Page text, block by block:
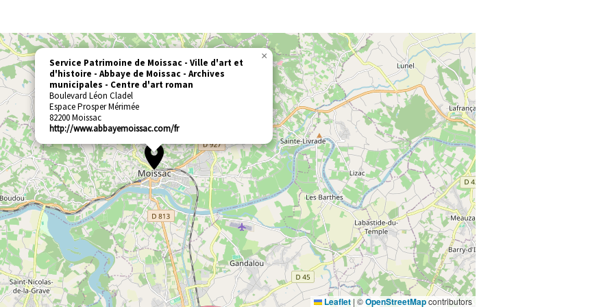
Service Patrimoine de Moissac
Ville d'art et
d'histoire - Abbaye de Moissac - Archives
municipales - Centre d'art roman
Boulevard Léon Cladel
Espace Prosper Mérimée
82200 Moissac
http://www.abbayemoissac.com/fr
×
Leaflet | ©OpenStreetMapcontributors